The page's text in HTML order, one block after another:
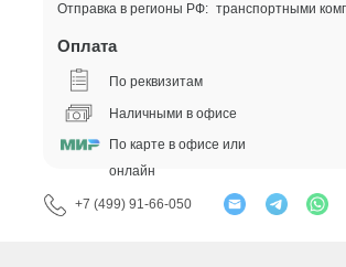
+7 (499) 91-66-050
По реквизитам
Наличными в офисе
По карте в офисе или
онлайн
Оплата
Отправка в регионы РФ: транспортными